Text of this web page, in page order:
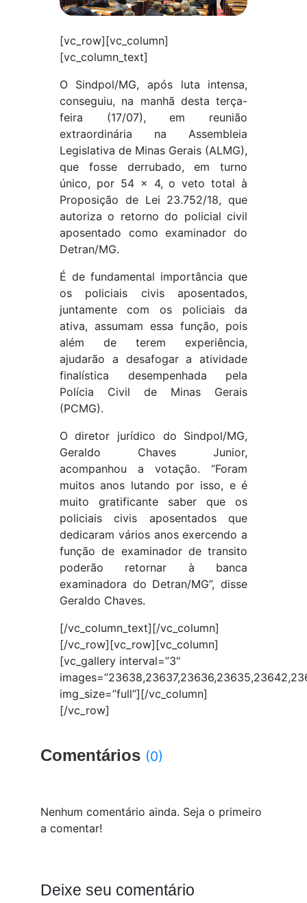
[vc_row][vc_column]
[vc_column_text]
O Sindpol/MG, após luta intensa,
conseguiu, na manhã desta terça-
feira (17/07), em reunião
extraordinária na Assembleia
Legislativa de Minas Gerais (ALMG),
que fosse derrubado, em turno
único, por 54 x 4, o veto total à
Proposição de Lei 23.752/18, que
autoriza o retorno do policial civil
aposentado como examinador do
Detran/MG.
É de fundamental importância que
os policiais civis aposentados,
juntamente com os policiais da
ativa, assumam essa função, pois
além de terem experiência,
ajudarão a desafogar a atividade
finalística desempenhada pela
Polícia Civil de Minas Gerais
(PCMG).
O diretor jurídico do Sindpol/MG,
Geraldo Chaves Junior,
acompanhou a votação. “Foram
muitos anos lutando por isso, e é
muito gratificante saber que os
policiais civis aposentados que
dedicaram vários anos exercendo a
função de examinador de transito
poderão retornar à banca
examinadora do Detran/MG”, disse
Geraldo Chaves.
[/vc_column_text][/vc_column]
[/vc_row][vc_row][vc_column]
[vc_gallery interval=”3″
img_size=”full”][/vc_column]
[/vc_row]
Comentários (0)
Nenhum comentário ainda. Seja o primeiro
a comentar!
Deixe seu comentário